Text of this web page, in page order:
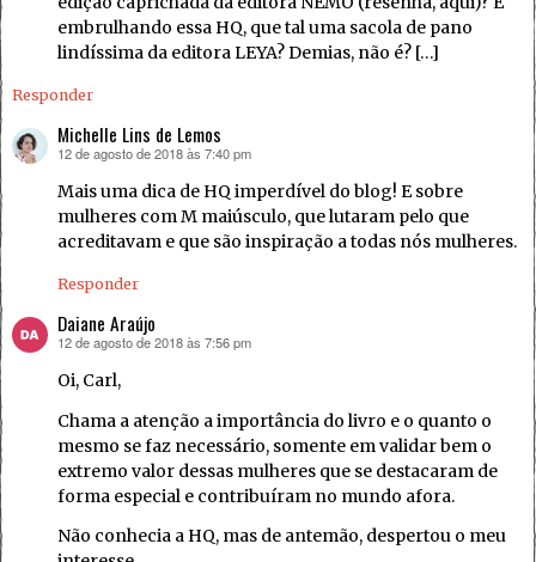
embrulhando essa HQ, que tal uma sacola de pano
lindíssima da editora LEYA? Demias, não é? […]
Responder
Michelle Lins de Lemos
disse:
12 de agosto de 2018 às 7:40 pm
Mais uma dica de HQ imperdível do blog! E sobre
mulheres com M maiúsculo, que lutaram pelo que
acreditavam e que são inspiração a todas nós mulheres.
Responder
Daiane Araújo
disse:
12 de agosto de 2018 às 7:56 pm
Oi, Carl,
Chama a atenção a importância do livro e o quanto o
mesmo se faz necessário, somente em validar bem o
extremo valor dessas mulheres que se destacaram de
forma especial e contribuíram no mundo afora.
Não conhecia a HQ, mas de antemão, despertou o meu